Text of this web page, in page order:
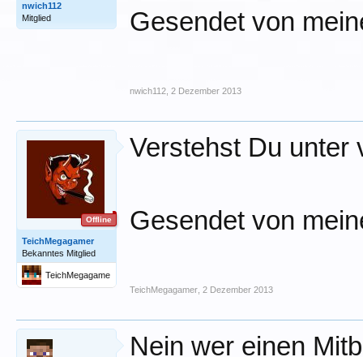
nwich112
Mitglied
Gesendet von
nwich112 2 Dezember 2013
Offline
TeichMegagamer
Bekanntes Mitglied
TeichMegagame
r
Verstehst Du unter
Gesendet von
TeichMegagamer 2 Dezember 2013
Nein wer einen